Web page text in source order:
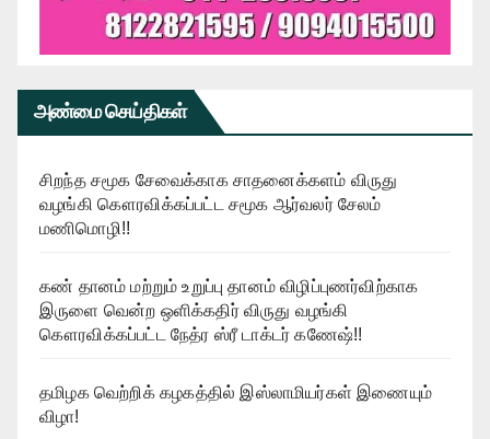
அண்மை செய்திகள்
சிறந்த சமூக சேவைக்காக சாதனைக்களம் விருது
வழங்கி கௌரவிக்கப்பட்ட சமூக ஆர்வலர் சேலம்
மணிமொழி!!
கண் தானம் மற்றும் உறுப்பு தானம் விழிப்புணர்விற்காக
இருளை வென்ற ஒளிக்கதிர் விருது வழங்கி
கௌரவிக்கப்பட்ட நேத்ர ஸ்ரீ டாக்டர் கணேஷ்!!
தமிழக வெற்றிக் கழகத்தில் இஸ்லாமியர்கள் இணையும்
விழா!